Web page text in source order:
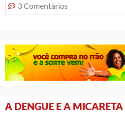
3 Comentários
A DENGUE E A MICARETA